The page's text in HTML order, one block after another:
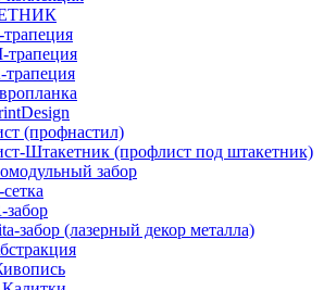
трапеция
трапеция
(профнастил)
Штакетник (профлист под штакетник)
забор
забор (лазерный декор металла)